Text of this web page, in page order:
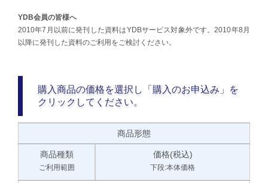
YDB会員の皆様へ
2010年7月以前に発刊した資料はYDBサービス対象外です。2010年8月
以降に発刊した資料のご利用をご検討ください。
購入商品の価格を選択し「購入のお申込み」を
クリックしてください。
商品形態
商品種類
ご利用範囲
価格(税込)
下段:本体価格